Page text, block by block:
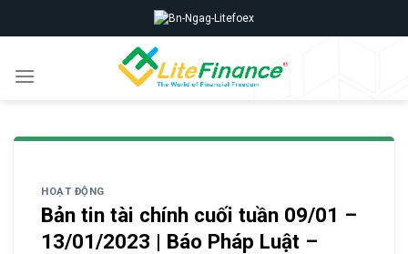
to
HOẠT ĐỘNG
Bản tin tài chính cuối tuần 09/01 –
13/01/2023 | Báo Pháp Luật –